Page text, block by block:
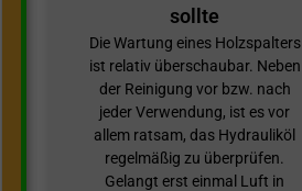
sollte
Die Wartung eines Holzspalters
ist relativ überschaubar. Neben
der Reinigung vor bzw. nach
jeder Verwendung, ist es vor
allem ratsam, das Hydrauliköl
regelmäßig zu überprüfen.
Gelangt erst einmal Luft in